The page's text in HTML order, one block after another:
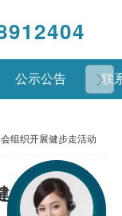
公示公告 联
组织开展健步走活动
走活动